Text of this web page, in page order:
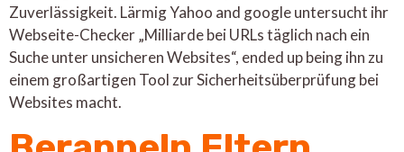
Zuverlässigkeit. Lärmig Yahoo and google untersucht ihr
Webseite-Checker „Milliarde bei URLs täglich nach ein
Suche unter unsicheren Websites“, ended up being ihn zu
einem großartigen Tool zur Sicherheitsüberprüfung bei
Websites macht.